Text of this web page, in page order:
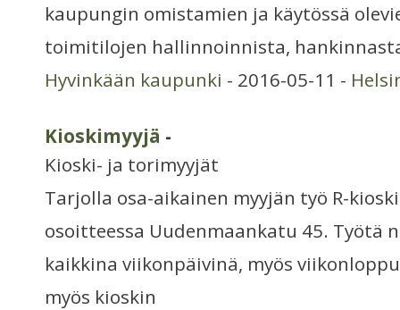
kaupungin omistamien ja käytössä
toimitilojen hallinnoinnista,
Hyvinkään kaupunki - 2016-05-11 -
Kioskimyyjä -
Kioski- ja torimyyjät
Tarjolla osa-aikainen myyjän työ R-
osoitteessa Uudenmaankatu 45. Työtä
kaikkina viikonpäivinä, myös
myös kioskin